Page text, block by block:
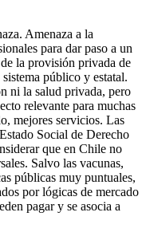
Amenaza a la
para dar paso a un
la provisión privada de
público y estatal.
ni la salud privada, pero
relevante para muchas
mejores servicios. Las
Social de Derecho
que en Chile no
Salvo las vacunas,
públicas muy puntuales,
por lógicas de mercado
pagar y se asocia a